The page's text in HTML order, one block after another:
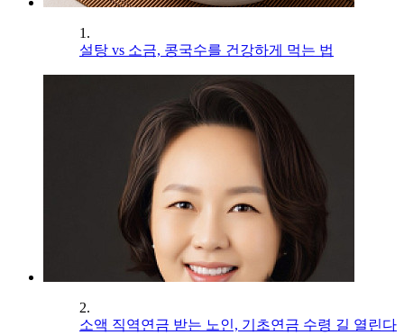
1.
설탕 vs 소금, 콩국수를 건강하게 먹는 법
2.
소액 직역연금 받는 노인, 기초연금 수령 길 열린다